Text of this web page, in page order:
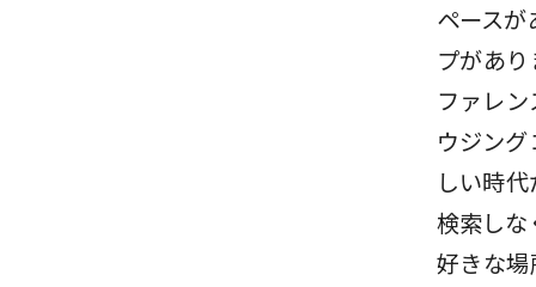
ペース
プがあ
ファレ
ウジン
しい時
検索しな
好きな